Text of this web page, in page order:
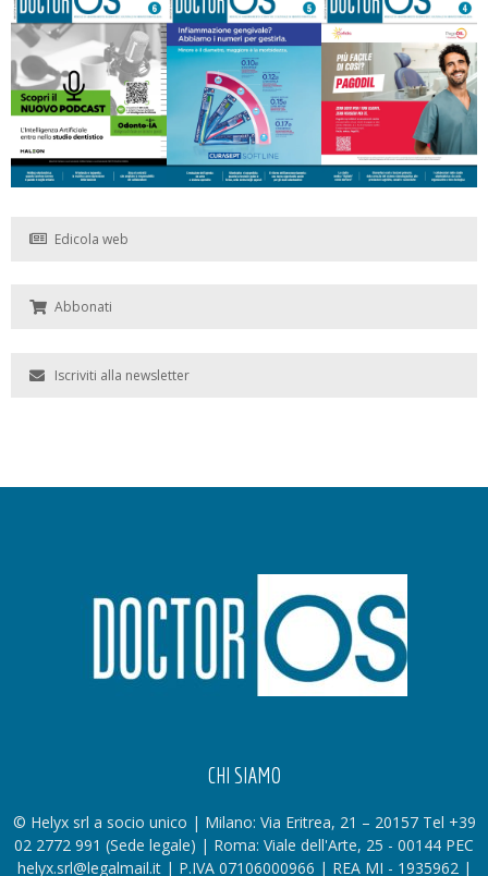
Edicola web
Abbonati
Iscriviti alla newsletter
CHI SIAMO
© Helyx srl a socio unico | Milano: Via Eritrea, 21 – 20157 Tel +39
02 2772 991 (Sede legale) | Roma: Viale dell'Arte, 25 - 00144 PEC
helyx.srl@legalmail.it | P.IVA 07106000966 | REA MI - 1935962 |